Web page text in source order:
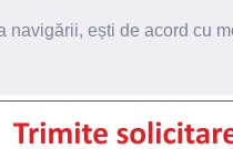
ești de acord cu